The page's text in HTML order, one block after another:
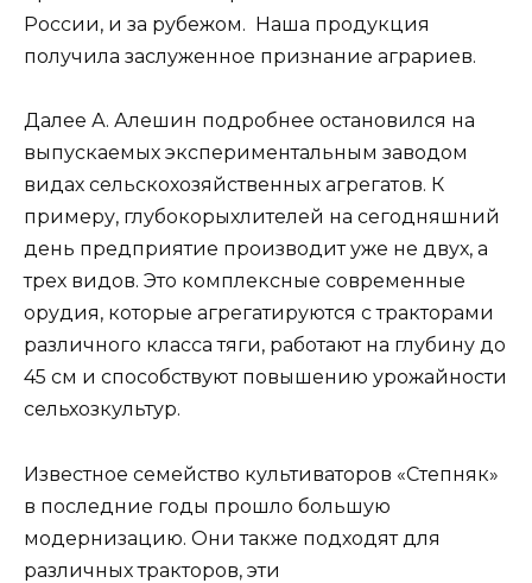
России, и за рубежом. Наша продукция
получила заслуженное признание аграриев.
Далее А. Алешин подробнее остановился на
выпускаемых экспериментальным заводом
видах сельскохозяйственных агрегатов. К
примеру, глубокорыхлителей на сегодняшний
день предприятие производит уже не двух, а
трех видов. Это комплексные современные
орудия, которые агрегатируются с тракторами
различного класса тяги, работают на глубину до
45 см и способствуют повышению урожайности
сельхозкультур.
Известное семейство культиваторов «Степняк»
в последние годы прошло большую
модернизацию. Они также подходят для
различных тракторов, эти